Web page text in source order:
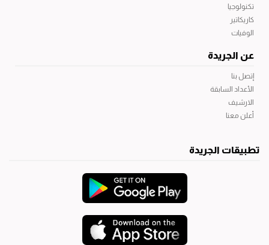
تكنولوجيا
كاريكاتير
الوفيات
عن الجريدة
إتصل بنا
الأعداد السابقة
الارشيف
أعلن معنا
تطبيقات الجريدة